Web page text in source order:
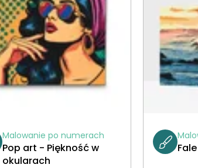
Malowanie po numerach
Pop art - Piękność w
okularach